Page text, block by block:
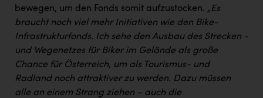
bewegen, um den Fonds somit aufzustocken. „Es
braucht noch viel mehr Initiativen wie den Bike-
Infrastrukturfonds. Ich sehe den Ausbau des Strecken -
und Wegenetzes für Biker im Gelände als große
Chance für Österreich, um als Tourismus- und
Radland noch attraktiver zu werden. Dazu müssen
alle an einem Strang ziehen – auch die